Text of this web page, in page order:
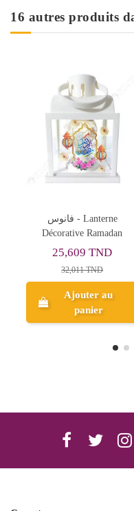
16 autres produits
Lampe de Table
LED, Abat-jour
Cristal
41,405 TND
46,005 TND
Ajouter au
panier